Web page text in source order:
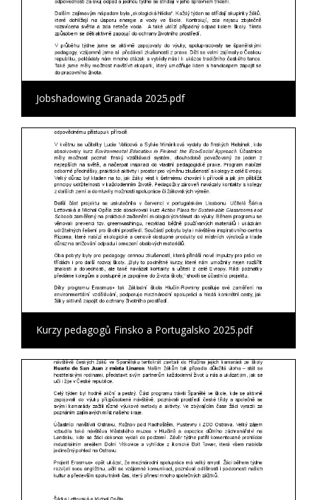
Jobshadowing Granada 2025.pdf
Kurzy pedagogů Finsko a Portugalsko 2025.pdf